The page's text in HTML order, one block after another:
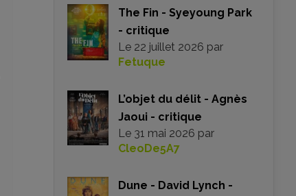
The Fin - Syeyoung Park
- critique
Le 22 juillet 2026 par
Fetuque
L’objet du délit - Agnès
Jaoui - critique
Le 31 mai 2026 par
CleoDe5A7
Dune - David Lynch -